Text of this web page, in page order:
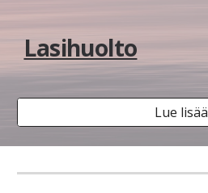
Lasihuolto
Lue lisää